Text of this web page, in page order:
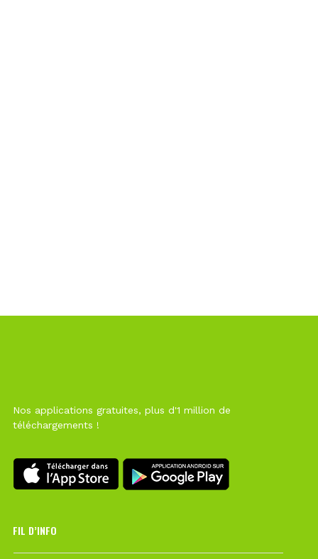
Nos applications gratuites, plus d'1 million de
téléchargements !
FIL D’INFO